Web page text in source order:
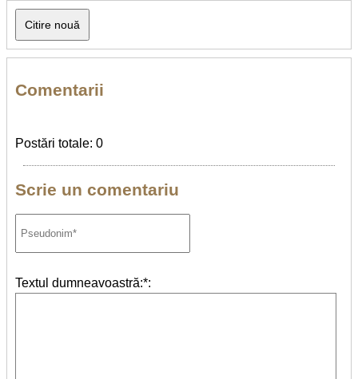
Comentarii
Postări totale: 0
Scrie un comentariu
Textul dumneavoastră:*: